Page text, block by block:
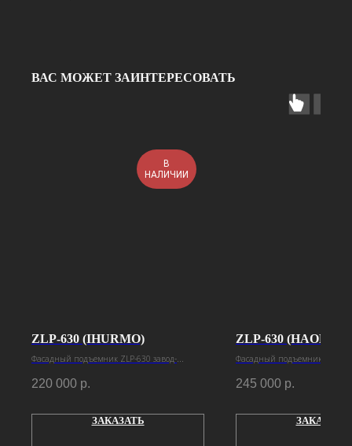
ВАС МОЖЕТ ЗАИНТЕРЕСОВАТЬ
В
НАЛИЧИИ
ZLP-630 (IHURMO)
Фасадный подъемник ZLP-630 завод-
220 000 р.
ЗАКАЗАТЬ
ZLP-630 (HAOKE)
Фасадный подъемник ZLP-
245 000 р.
ЗАКАЗАТЬ